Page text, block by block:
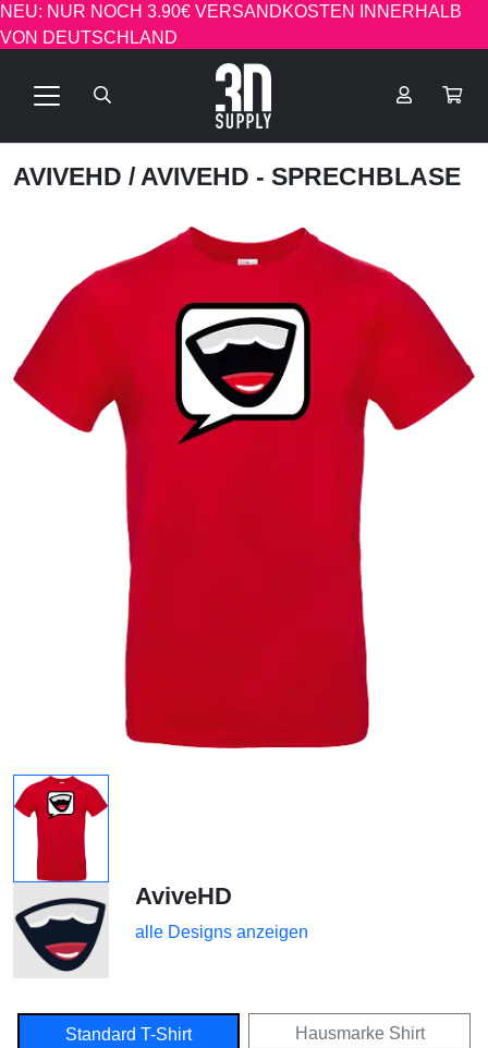
NEU: NUR NOCH 3.90€ VERSANDKOSTEN INNERHALB
VON DEUTSCHLAND
AVIVEHD / AVIVEHD - SPRECHBLASE
AviveHD
alle Designs anzeigen
Standard T-Shirt Hausmarke Shirt